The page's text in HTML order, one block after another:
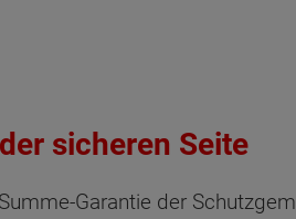
sicheren Seite
Garantie der